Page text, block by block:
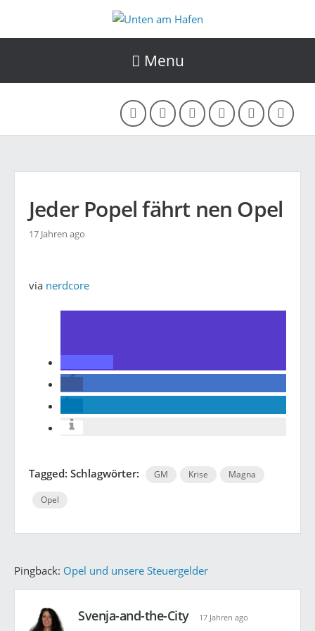
Menu
Jeder Popel fährt nen Opel
17 Jahren ago
via nerdcore
Tagged: Schlagwörter: GM Krise Magna
Opel
Pingback: Opel und unsere Steuergelder
Svenja-and-the-City 17 Jahren ago